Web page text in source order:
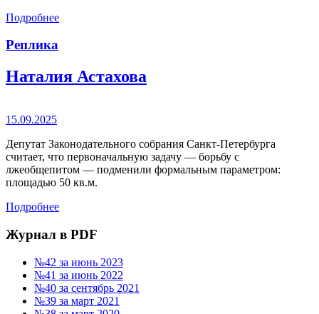
Подробнее
Реплика
Наталия Астахова
15.09.2025
Депутат Законодательного собрания Санкт-Петербурга
считает, что первоначальную задачу — борьбу с
лжеобщепитом — подменили формальным параметром:
площадью 50 кв.м.
Подробнее
Журнал в PDF
№42 за июнь 2023
№41 за июнь 2022
№40 за сентябрь 2021
№39 за март 2021